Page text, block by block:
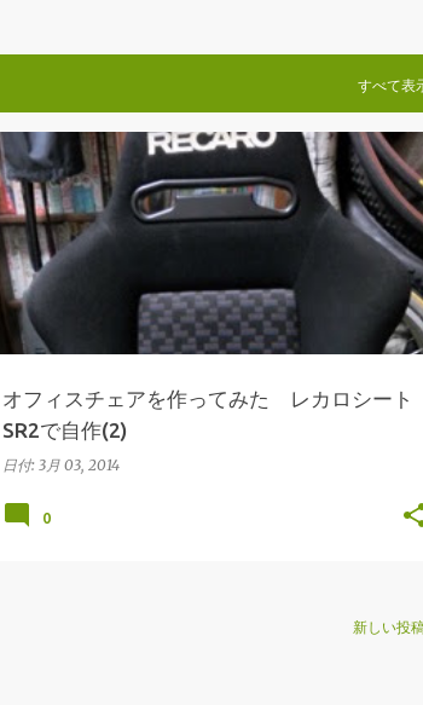
すべて表
オフィスチェアを作ってみた レカロシート
SR2で自作(2)
日付: 3月 03, 2014
RECARO レカロシート
0
新しい投